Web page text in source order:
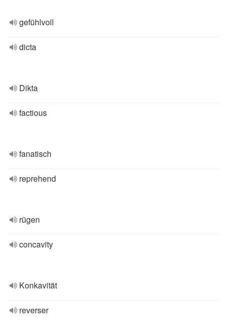
gefühlvoll
dicta
Dikta
factious
fanatisch
reprehend
rügen
concavity
Konkavität
reverser